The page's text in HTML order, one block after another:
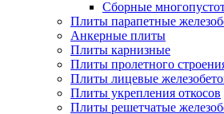
Сборные
Плиты парапетные
Анкерные плиты
Плиты карнизные
Плиты пролетного
Плиты лицевые
Плиты укрепления откосов
Плиты решетчатые